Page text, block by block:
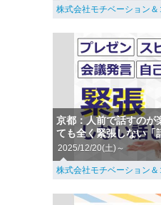
株式会社モチベーション
京都：人前で話すのが
ても全く緊張しない「
2025/12/20(土)～
株式会社モチベーション